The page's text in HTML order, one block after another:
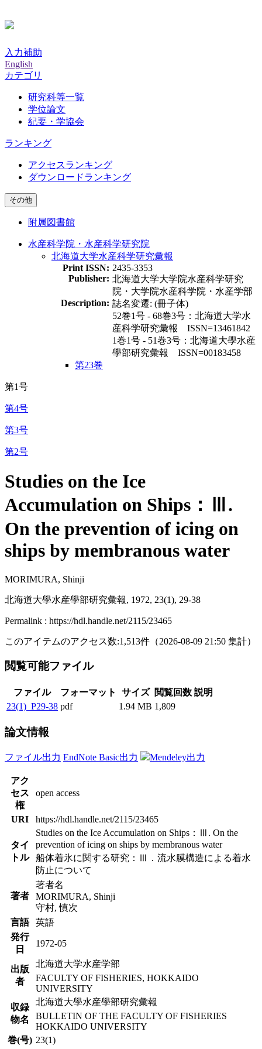
入力補助
English
カテゴリ
研究科等一覧
学位論文
紀要・学協会
ランキング
アクセスランキング
ダウンロードランキング
その他
附属図書館
水産科学院・水産科学研究院
北海道大学水産科学研究彙報
Print ISSN: 2435-3353
Publisher: 北海道大学大学院水産科学研究
院・大学院水産科学院・水産学部
Description: 誌名変遷: (冊子体)
52巻1号 - 68巻3号：北海道大学水
産科学研究彙報 ISSN=13461842
1巻1号 - 51巻3号：北海道大學水産
學部研究彙報 ISSN=00183458
第23巻
第1号
第4号
第3号
第2号
Studies on the Ice
Accumulation on Ships：Ⅲ.
On the prevention of icing on
ships by membranous water
MORIMURA, Shinji
北海道大學水産學部研究彙報, 1972, 23(1), 29-38
Permalink : https://hdl.handle.net/2115/23465
このアイテムのアクセス数:1,513件 （2026-08-09 21:50 集計）
閲覧可能ファイル
ファイル フォーマット サイズ 閲覧回数 説明
23(1)_P29-38 pdf 1.94 MB 1,809
論文情報
ファイル出力 EndNote Basic出力 Mendeley出力
アク
セス
権
open access
URI https://hdl.handle.net/2115/23465
タイ
トル
Studies on the Ice Accumulation on Ships：Ⅲ. On the
prevention of icing on ships by membranous water
船体着氷に関する研究：Ⅲ．流水膜構造による着水
防止について
著者
著者名
MORIMURA, Shinji
守村, 慎次
言語
英語
発行
日
1972-05
出版
者
北海道大学水産学部
FACULTY OF FISHERIES, HOKKAIDO
UNIVERSITY
収録
物名
北海道大學水産學部研究彙報
BULLETIN OF THE FACULTY OF FISHERIES
HOKKAIDO UNIVERSITY
巻(号) 23(1)